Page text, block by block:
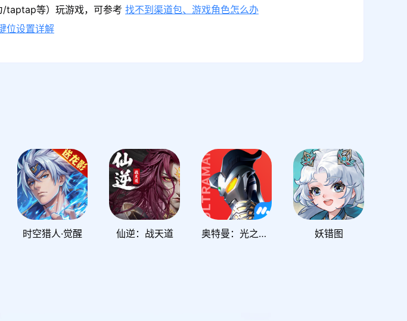
/taptap等）玩游戏，可参考 找不到渠道包、游戏角色怎么办
位设置详解
时空猎人·觉醒 仙逆：战天道 奥特曼：光之战士 妖错图